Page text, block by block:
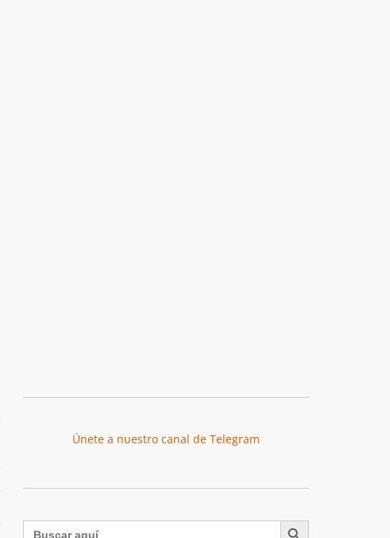
Únete a nuestro canal de Telegram
Buscar: Botón de búsqueda